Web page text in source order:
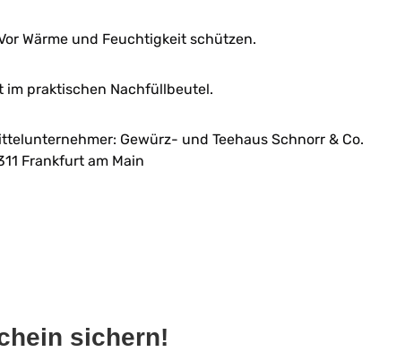
Wärme und Feuchtigkeit schützen.
im praktischen Nachfüllbeutel.
Gewürz- und Teehaus Schnorr & Co.
Frankfurt am Main
sichern!